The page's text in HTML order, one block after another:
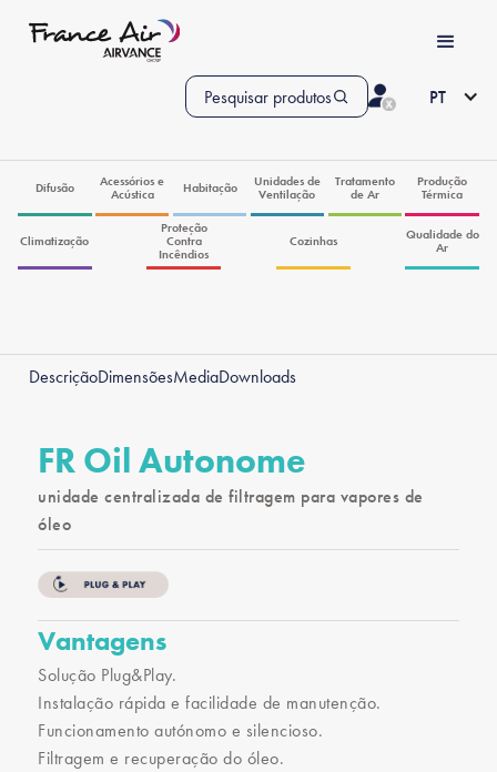
Pesquisar produtos PT
Difusão
Acessórios e
Acústica
Habitação
Unidades de
Ventilação
Tratamento
de Ar
Produção
Térmica
Climatização
Proteção
Contra
Incêndios
Cozinhas
Qualidade do
Ar
DescriçãoDimensõesMediaDownloads
FR Oil Autonome
unidade centralizada de filtragem para vapores de
óleo
Vantagens
Solução Plug&Play.
Instalação rápida e facilidade de manutenção.
Funcionamento autónomo e silencioso.
Filtragem e recuperação do óleo.